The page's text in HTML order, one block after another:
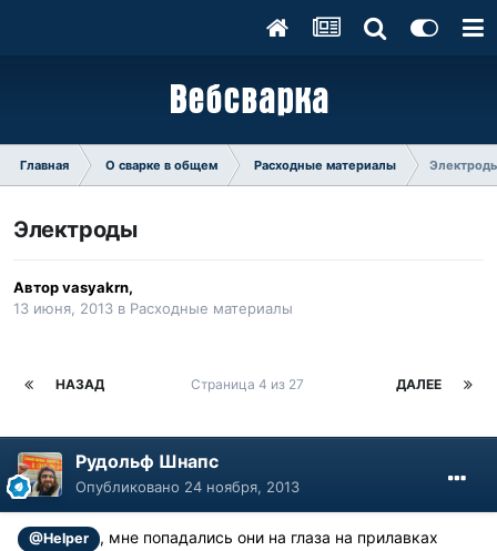
Главная О сварке в общем Расходные материалы
Электроды
Авторvasyakrn,
13 июня, 2013 в Расходные материалы
НАЗАД ДАЛЕЕ
Страница 4 из 27
Рудольф Шнапс
Опубликовано 24 ноября, 2013
@Helper
, мне попадались они на глаза на прилавках